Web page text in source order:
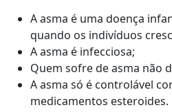
A asma é uma doença
quando os indivíduos
A asma é infecciosa;
Quem sofre de asma não
A asma só é controlável
medicamentos esteroides.